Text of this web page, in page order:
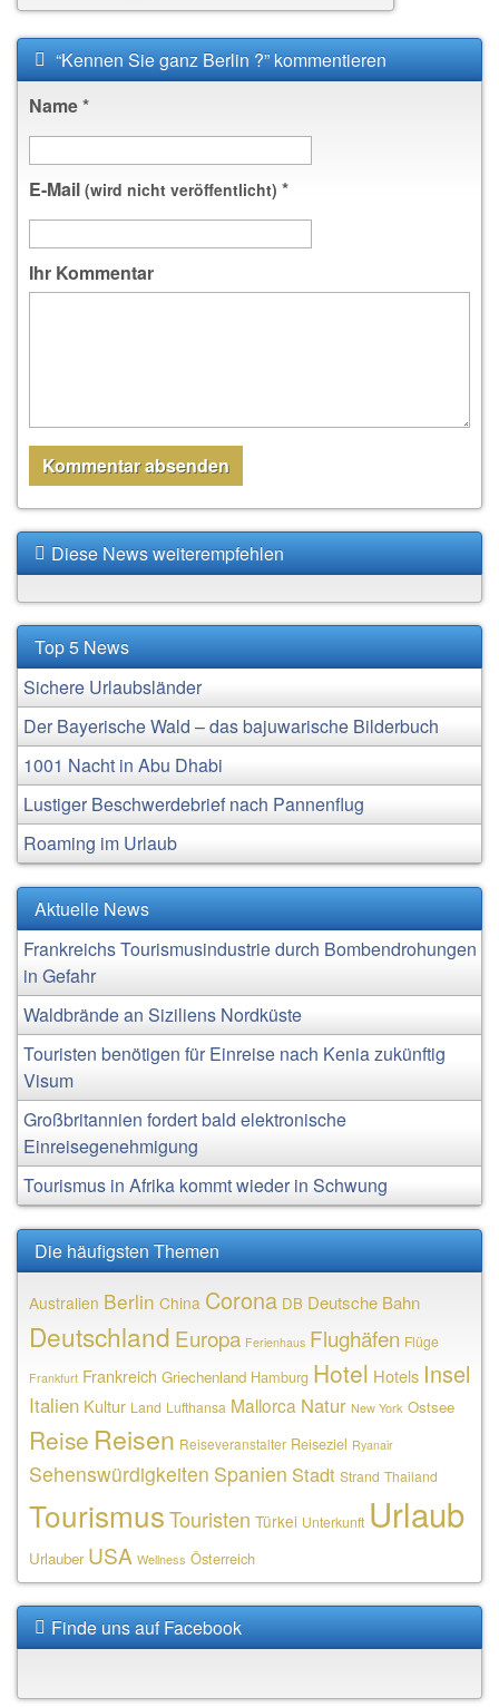
“Kennen Sie ganz Berlin ?” kommentieren
Name*
E-Mail (wird nicht veröffentlicht) *
Ihr Kommentar
Diese News weiterempfehlen
Top 5 News
Sichere Urlaubsländer
Der Bayerische Wald – das bajuwarische Bilderbuch
1001 Nacht in Abu Dhabi
Lustiger Beschwerdebrief nach Pannenflug
Roaming im Urlaub
Aktuelle News
Frankreichs Tourismusindustrie durch Bombendrohungen
in Gefahr
Waldbrände an Siziliens Nordküste
Touristen benötigen für Einreise nach Kenia zukünftig
Visum
Großbritannien fordert bald elektronische
Einreisegenehmigung
Tourismus in Afrika kommt wieder in Schwung
Die häufigsten Themen
Australien Berlin China Corona DB Deutsche Bahn
Deutschland Europa Ferienhaus Flughäfen Flüge
Frankfurt Frankreich Griechenland Hamburg Hotel Hotels Insel
Italien Kultur Land Lufthansa Mallorca Natur New York Ostsee
Reise Reisen Reiseveranstalter Reiseziel Ryanair
Sehenswürdigkeiten Spanien Stadt Strand Thailand
TourismusTouristen Türkei Unterkunft Urlaub
Urlauber USA Wellness Österreich
Finde uns auf Facebook